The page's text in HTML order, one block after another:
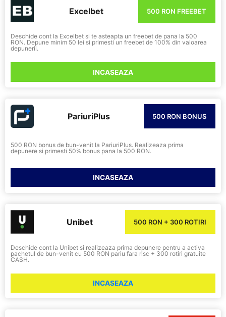
Excelbet 500 RON FREEBET
Deschide cont la Excelbet si te asteapta un freebet de pana la 500
RON. Depune minim 50 lei si primesti un freebet de 100% din valoarea
depunerii.
INCASEAZA
PariuriPlus 500 RON BONUS
500 RON bonus de bun-venit la PariuriPlus. Realizeaza prima
depunere si primesti 50% bonus pana la 500 RON.
INCASEAZA
Unibet 500 RON + 300 ROTIRI
Deschide cont la Unibet si realizeaza prima depunere pentru a activa
pachetul de bun-venit cu 500 RON pariu fara risc + 300 rotiri gratuite
CASH.
INCASEAZA